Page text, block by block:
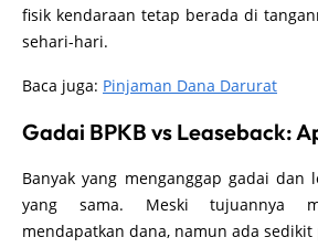
fisik kendaraan tetap berada di
sehari-hari.
Baca juga: Pinjaman Dana Darurat
Gadai BPKB vs Leaseback:
Banyak yang menganggap gadai dan
yang sama. Meski tujuannya
mendapatkan dana, namun ada